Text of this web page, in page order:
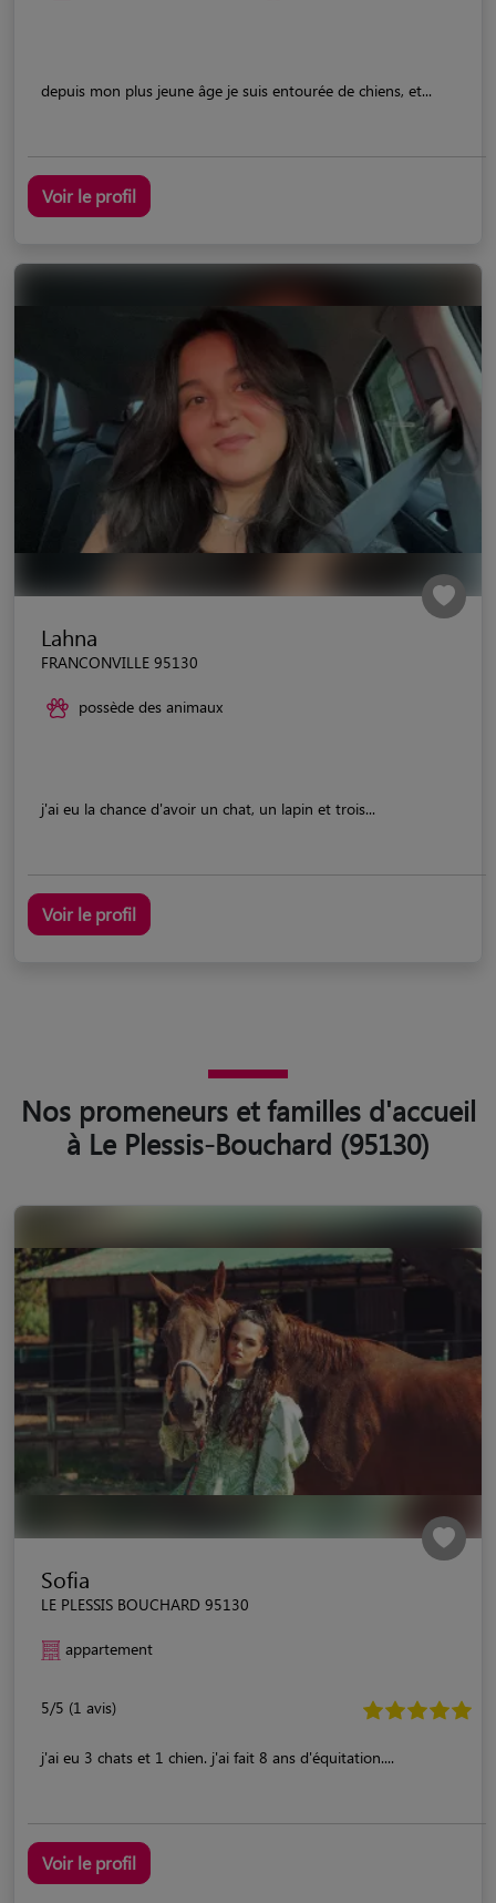
depuis mon plus jeune âge je suis entourée de chiens, et...
Voir le profil
Lahna
FRANCONVILLE 95130
possède des animaux
j'ai eu la chance d'avoir un chat, un lapin et trois...
Voir le profil
Nos promeneurs et familles d'accueil
à Le Plessis-Bouchard (95130)
Sofia
LE PLESSIS BOUCHARD 95130
appartement
5/5 (1 avis)
j'ai eu 3 chats et 1 chien. j'ai fait 8 ans d'équitation....
Voir le profil